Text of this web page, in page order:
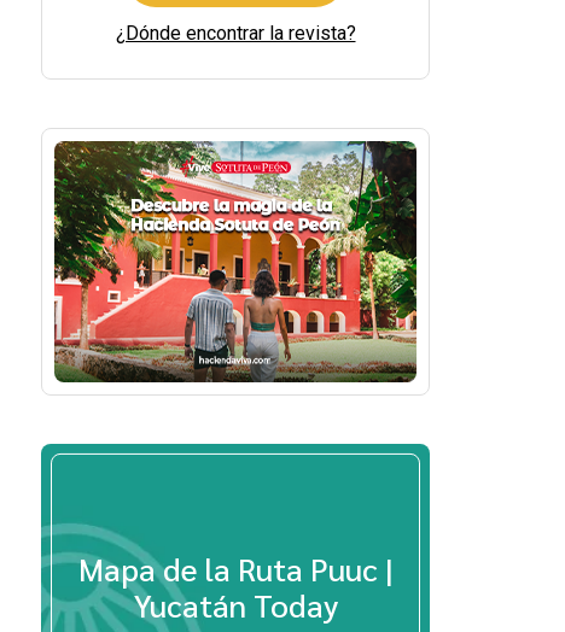
¿Dónde encontrar la revista?
Mapa de la Ruta Puuc |
Yucatán Today